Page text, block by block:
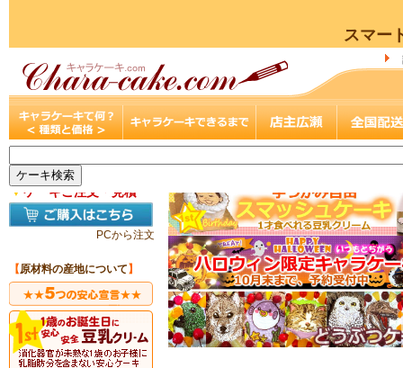
スマー
▼ケーキご注文・見積
PCから注文
【原材料の産地について 】